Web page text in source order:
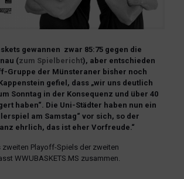
gewannen zwar 85:75 gegen die
(zum Spielbericht), aber entschieden
Gruppe der Münsteraner bisher noch
gefiel, dass „wir uns deutlich
Sonntag in der Konsequenz und über 40
haben“. Die Uni-Städter haben nun ein
am Samstag“ vor sich, so der
ehrlich, das ist eher Vorfreude.“
zweiten Playoff-Spiels der zweiten
WWUBASKETS.MS zusammen.